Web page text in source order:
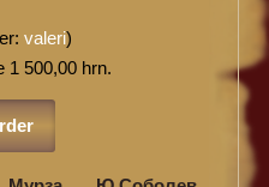
valeri)
1 500,00 hrn.